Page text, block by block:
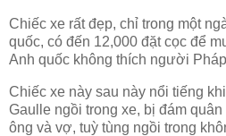
Chiếc xe rất đẹp, chỉ trong một
quốc, có đến 12,000 đặt cọc để
Anh quốc không thích người
Chiếc xe này sau này nổi tiếng
Gaulle ngồi trong xe, bị đám
ông và vợ, tuỳ tùng ngồi trong